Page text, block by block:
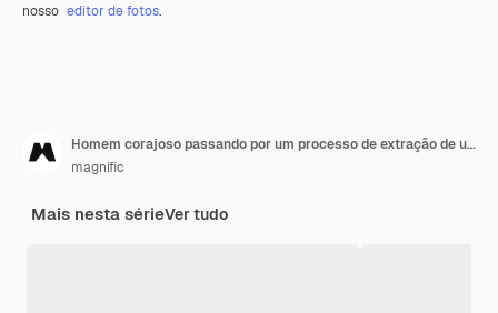
nosso editor de fotos.
Homem corajoso passando por um processo de extração de unidade folicular
magnific
Mais nesta sérieVer tudo